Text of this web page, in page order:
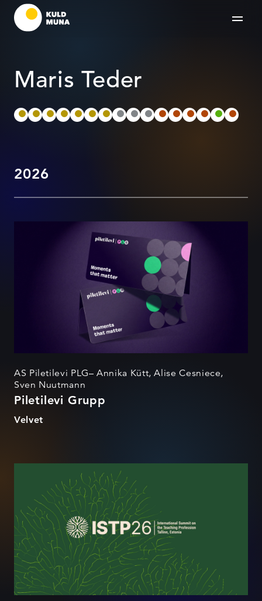
Maris Teder
2026
Piletilevi Grupp
AS Piletilevi PLG– Annika Kütt, Alise Cesniece,
Sven Nuutmann
Piletilevi Grupp
Velvet
ISTP 2026